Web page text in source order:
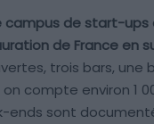
campus de start-
de France en
trois bars,
compte environ 1
ends sont